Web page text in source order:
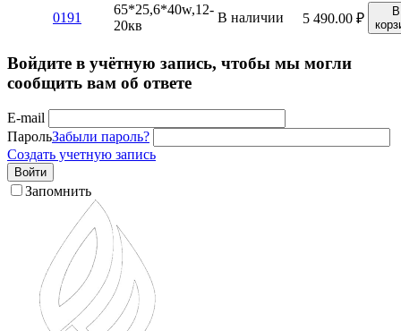
0191
65*25,6*40w,12-
20кв
В наличии 5 490.00 ₽
В
Войдите в учётную запись, чтобы мы могли
сообщить вам об ответе
E-mail
ПарольЗабыли пароль?
Создать учетную запись
Войти
Запомнить